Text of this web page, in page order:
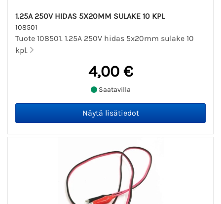
1.25A 250V HIDAS 5X20MM SULAKE 10 KPL
108501
Tuote 108501. 1.25A 250V hidas 5x20mm sulake 10
kpl.
4,00 €
Saatavilla